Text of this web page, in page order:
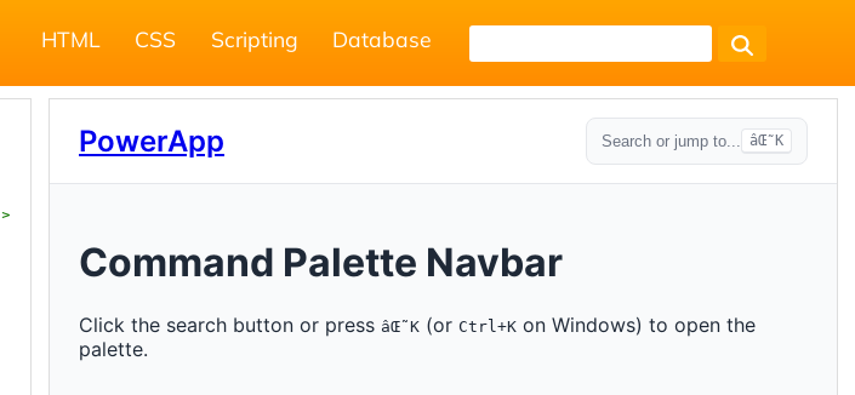
HTML CSS Scripting Database
>